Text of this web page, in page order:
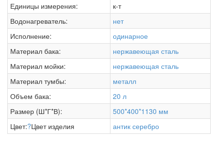
Единицы измерения:
к-т
Водонагреватель:
нет
Исполнение:
одинарное
Материал бака:
нержавеющая сталь
Материал мойки:
нержавеющая сталь
Материал тумбы:
металл
Объем бака:
20 л
Размер (Ш*Г*В):
500*400*1130 мм
Цвет:?Цвет изделия антик серебро